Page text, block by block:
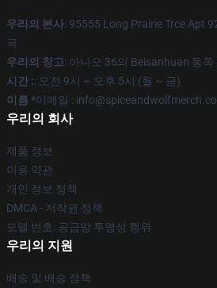
우리의 본사: 95555 Long Prairie Trce Apt
국
우리의 창고: 아니오 36의 Beisanhuan 동
시간 :: 오전 9시 ~ 오후 5시 (월 ~ 금)
이름 *이메일 :
우리의 회사
제품 정보
이용 약관
개인 정보 정책
DMCA - 저작권 정책
모델 번호: 공급망 투명성 행위
우리의 지원
배송 및 배송 정책